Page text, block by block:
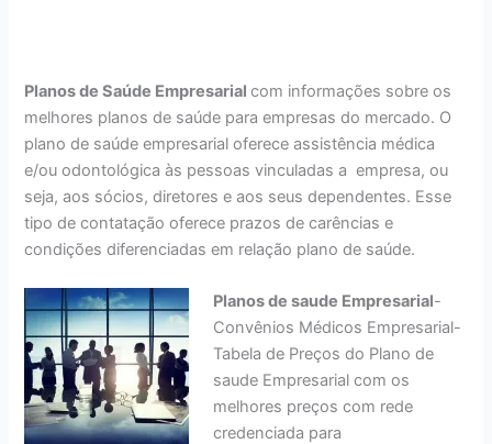
Planos de Saúde Empresarialcom informações sobre os
melhores planos de saúde para empresas do mercado. O
plano de saúde empresarial oferece assistência médica
e/ou odontológica às pessoas vinculadas a empresa, ou
seja, aos sócios, diretores e aos seus dependentes. Esse
tipo de contatação oferece prazos de carências e
condições diferenciadas em relação plano de saúde.
Planos de saude Empresarial-
Convênios Médicos Empresarial-
Tabela de Preços do Plano de
saude Empresarial com os
melhores preços com rede
credenciada para